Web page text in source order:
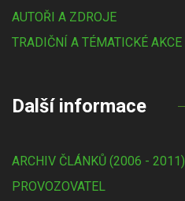
AUTOŘI A ZDROJE
TRADIČNÍ A TÉMATICKÉ AKCE
Další informace
ARCHIV ČLÁNKŮ (2006 - 2011)
PROVOZOVATEL